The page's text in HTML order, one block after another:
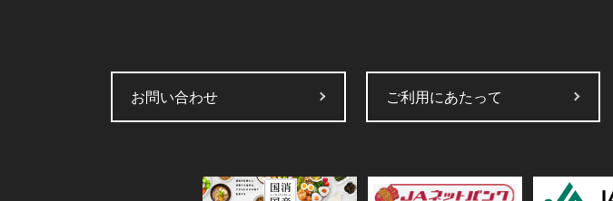
お問い合わせ ご利用にあたって